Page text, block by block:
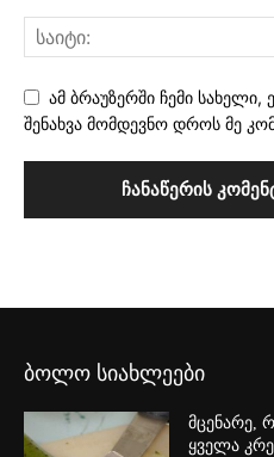
ამ ბრაუზერში ჩემი
შენახვა მომდევნო დროს მე
ბოლო სიახლეები
მცენარე,
ყველა